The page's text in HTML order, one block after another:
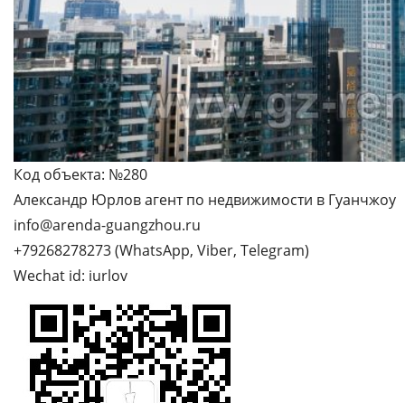
Код объекта: №280
Александр Юрлов агент по недвижимости в Гуанчжоу
info@arenda-guangzhou.ru
+79268278273 (WhatsApp, Viber, Telegram)
Wechat id: iurlov